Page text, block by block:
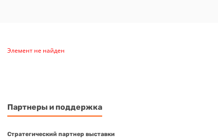
Элемент не найден
Партнеры и поддержка
Стратегический партнер выставки